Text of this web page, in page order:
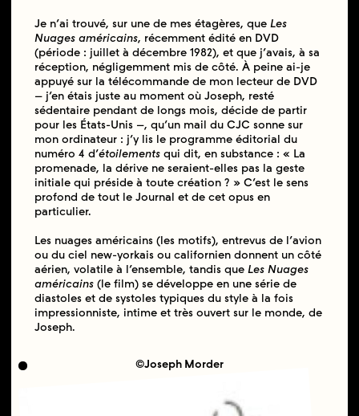
Je n’ai trouvé, sur une de mes étagères, que Les
Nuages américains, récemment édité en DVD
(période : juillet à décembre 1982), et que j’avais, à sa
réception, négligemment mis de côté. À peine ai-je
appuyé sur la télécommande de mon lecteur de DVD
– j’en étais juste au moment où Joseph, resté
sédentaire pendant de longs mois, décide de partir
pour les États-Unis –, qu’un mail du CJC sonne sur
mon ordinateur : j’y lis le programme éditorial du
numéro 4 d’étoilementsqui dit, en substance : « La
promenade, la dérive ne seraient-elles pas la geste
initiale qui préside à toute création ? » C’est le sens
profond de tout le Journal et de cet opus en
particulier.
Les nuages américains (les motifs), entrevus de l’avion
ou du ciel new-yorkais ou californien donnent un côté
aérien, volatile à l’ensemble, tandis que Les Nuages
américains(le film) se développe en une série de
diastoles et de systoles typiques du style à la fois
impressionniste, intime et très ouvert sur le monde, de
Joseph.
©Joseph Morder